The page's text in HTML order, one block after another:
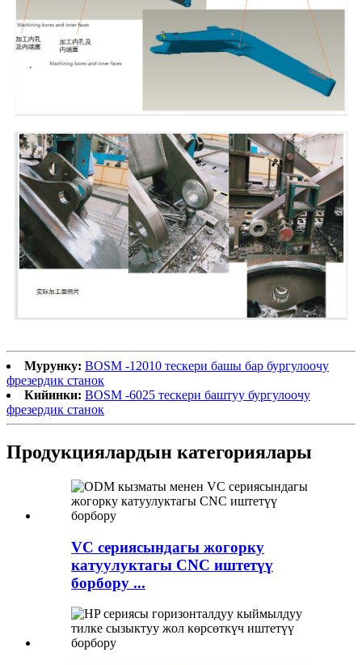
Мурунку: BOSM -12010 тескери башы бар бургулоочу
фрезердик станок
Кийинки: BOSM -6025 тескери баштуу бургулоочу
фрезердик станок
Продукциялардын категориялары
VC сериясындагы жогорку
катуулуктагы CNC иштетүү
борбору ...